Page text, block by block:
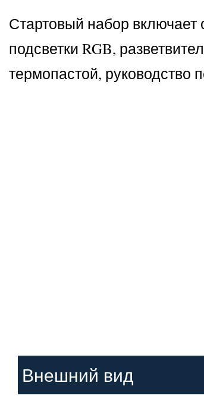
Стартовый набор
подсветки RGB,
термопастой, руководство
Внешний вид